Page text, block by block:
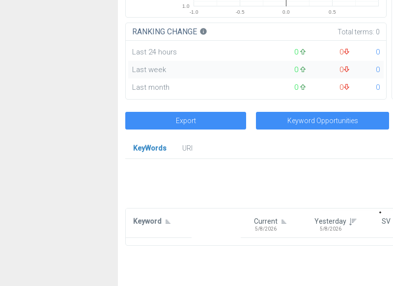
-1.0 -0.5 0.0 0.5
1.0
RANKING CHANGE info Total terms: 0
Last 24 hours 0 0
0
Last week
0 0
0
Last month
0 0 0
Export Keyword Opportunities
KeyWords
URl
Keyword Current
5/8/2026
Yesterday
5/8/2026
SV